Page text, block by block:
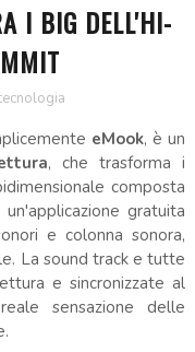
I BIG DELL'HI-
eMook, è un
, che trasforma i
composta
gratuita
e colonna sonora,
La sound track e tutte
e sincronizzate al
sensazione delle